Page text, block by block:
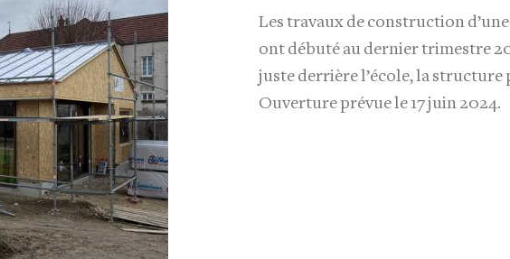
Les travaux de construction
ont débuté au dernier trimestre
juste derrière l’école, la
Ouverture prévue le 17 juin 2024.